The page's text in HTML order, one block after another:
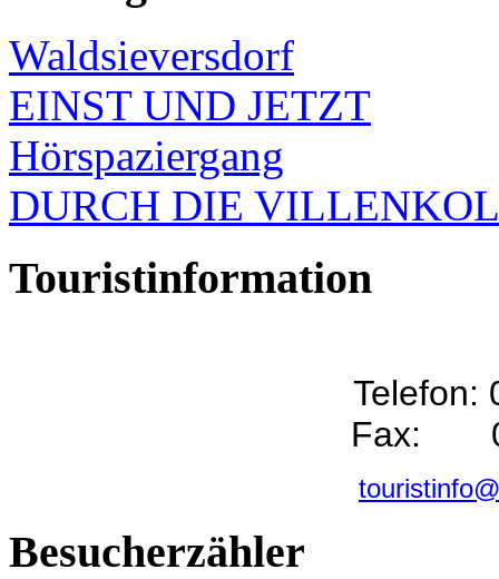
Waldsieversdorf
EINST UND JETZT
Hörspaziergang
DURCH DIE
Touristinformation
Telefon:
Fax:
Besucherzähler